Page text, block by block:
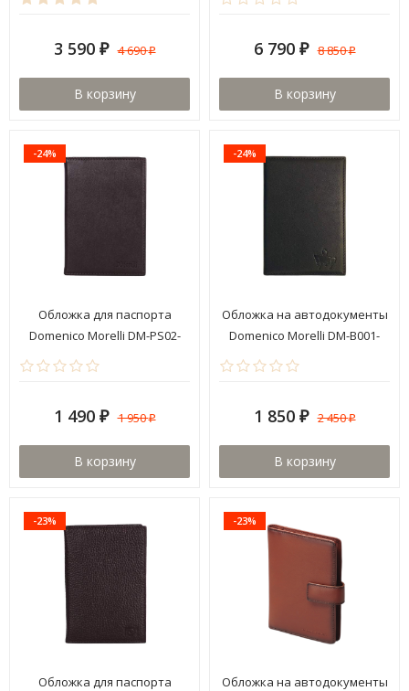
3 590 ₽ 4 690₽
В корзину
6 790 ₽ 8 850₽
В корзину
-24%
Обложка для паспорта
Domenico Morelli DM-PS02-
K002 Brown
1 490 ₽ 1 950₽
В корзину
-24%
Обложка на автодокументы
Domenico Morelli DM-B001-
K02-C
1 850 ₽ 2 450₽
В корзину
-23%
Обложка для паспорта
-23%
Обложка на автодокументы